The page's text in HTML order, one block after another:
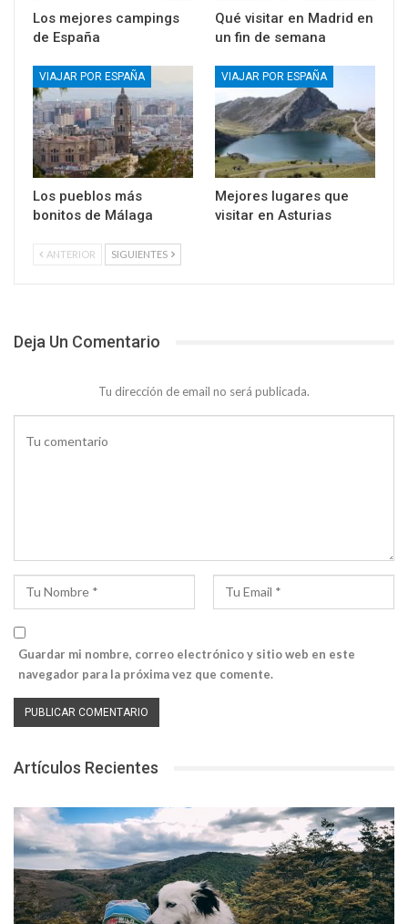
Los mejores campings
de España
Qué visitar en Madrid en
un fin de semana
VIAJAR POR ESPAÑA
Los pueblos más
bonitos de Málaga
VIAJAR POR ESPAÑA
Mejores lugares que
visitar en Asturias
ANTERIOR SIGUIENTES
Deja Un Comentario
Tu dirección de email no será publicada.
Guardar mi nombre, correo electrónico y sitio web en este
navegador para la próxima vez que comente.
Artículos Recientes